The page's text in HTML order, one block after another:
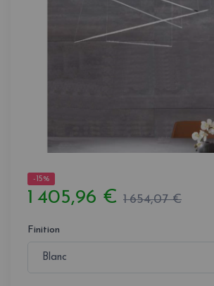
-15%
1 405,96 € 1 654,07 €
Finition